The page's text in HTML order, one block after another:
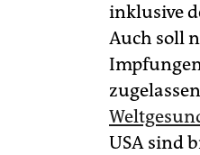
inklusive
Auch soll
USA sind